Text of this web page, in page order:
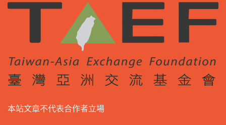
本站文章不代表合作者立場